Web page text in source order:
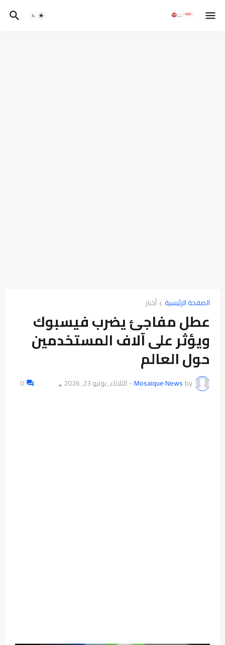
الصفحة الرئيسية أخبار
عطل مفاجئ يضرب فيسبوك
ويؤثر على آلاف المستخدمين
حول العالم
by
Mosaique News
- الثلاثاء, يونيو 23, 2026 👁️
0